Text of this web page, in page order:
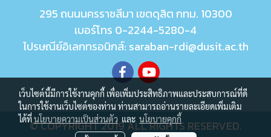
295 ถนนนครราชสีมา เขตดุสิต กทม. 10300
เบอร์โทร 0-2244-5280-4
ไปรษณีย์อิเลกทรอนิกส์: saraban-rdi@dusit.ac.th
© COPYRIGHT 2019 ALL RIGHTS RESERVED.
เว็บไซต์นี้มีการใช้งานคุกกี้ เพื่อเพิ่มประสิทธิภาพและประสบการณ์ที่ดี
ในการใช้งานเว็บไซต์ของท่าน ท่านสามารถอ่านรายละเอียดเพิ่มเติม
ได้ที่นโยบายความเป็นส่วนตัว และ นโยบายคุกกี้